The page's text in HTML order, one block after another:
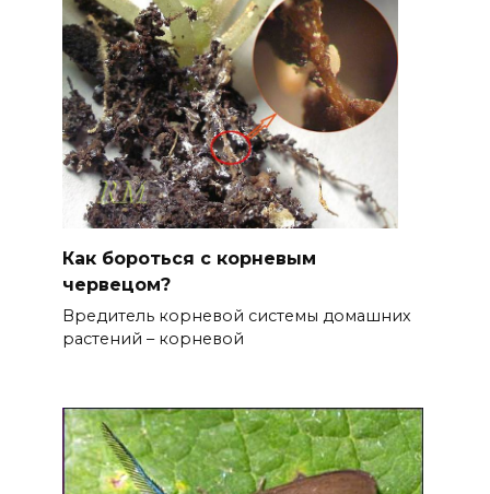
Как бороться с корневым
червецом?
Вредитель корневой системы домашних
растений – корневой